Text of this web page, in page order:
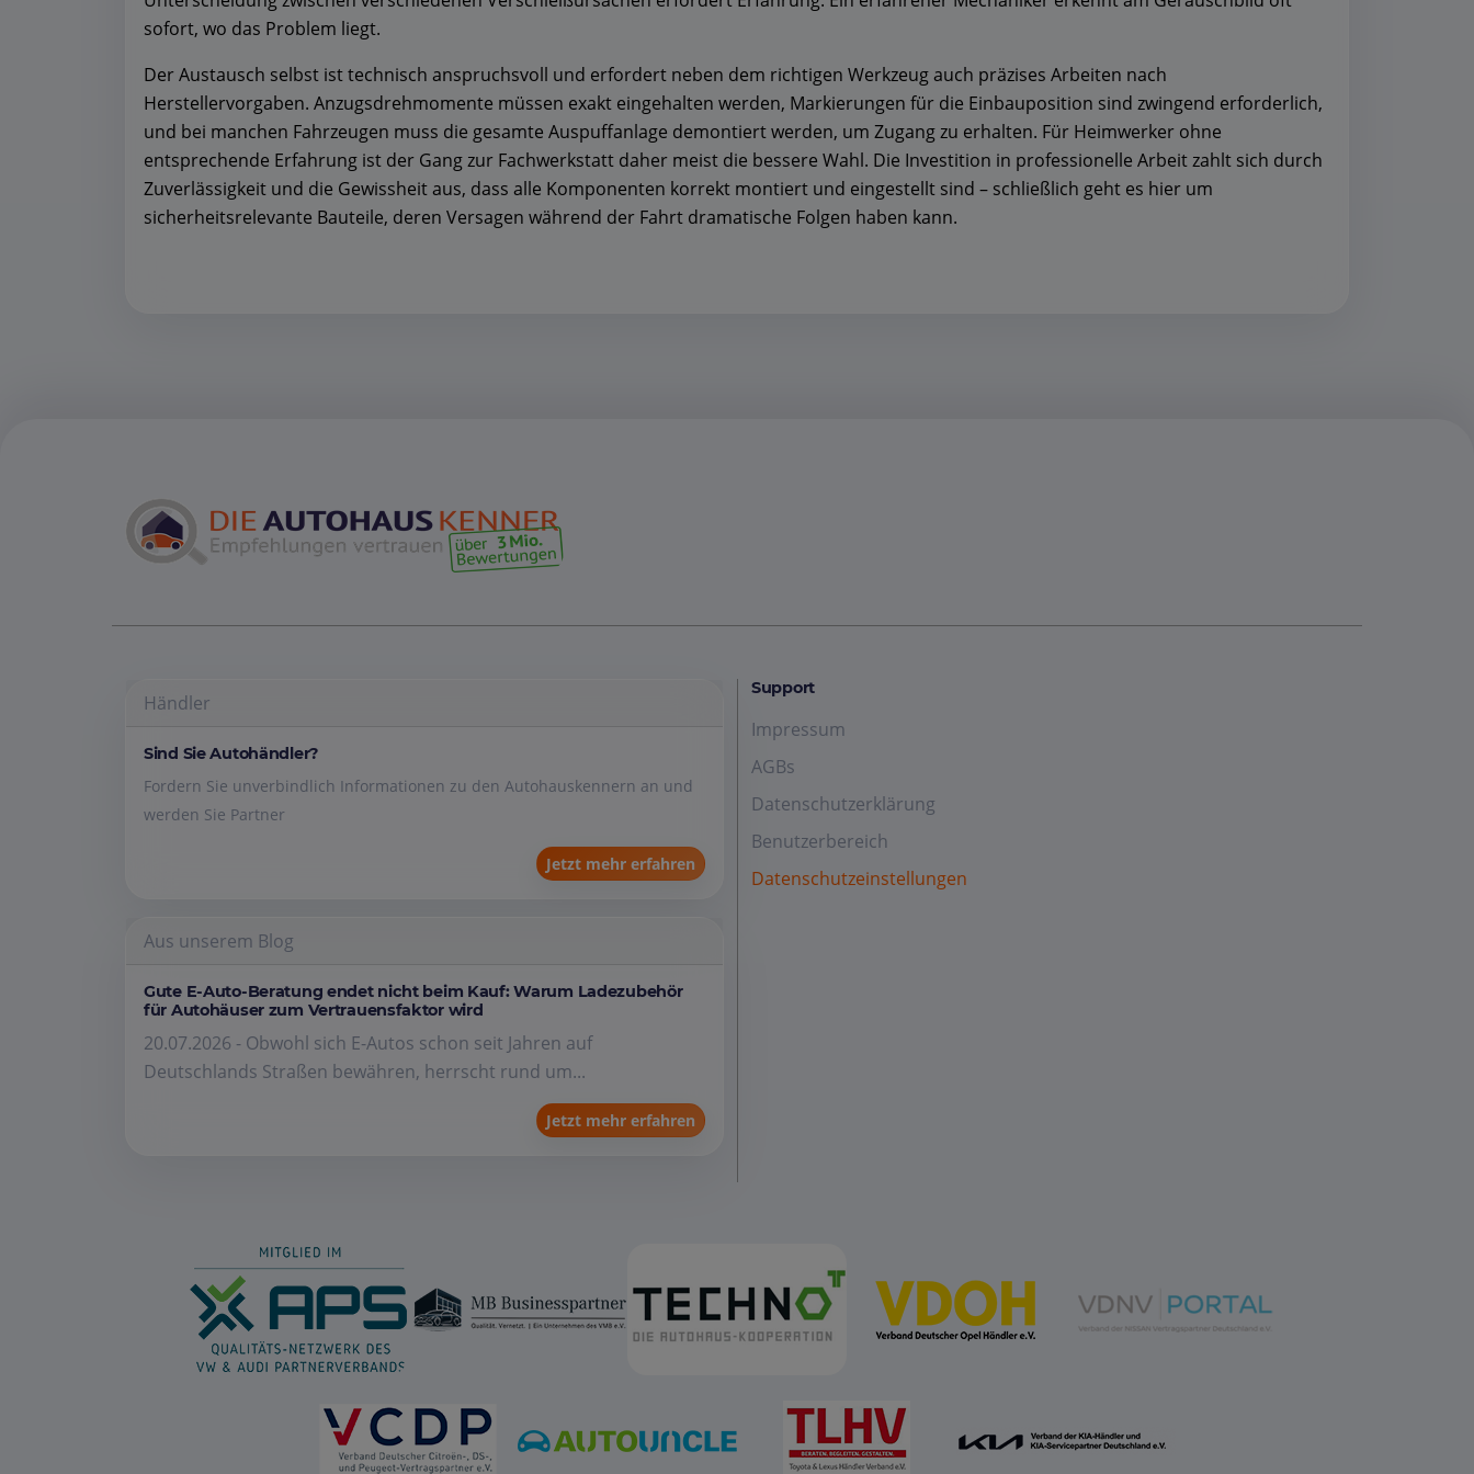
sofort, wo das Problem liegt.
Der Austausch selbst ist technisch anspruchsvoll und erfordert neben dem richtigen Werkzeug auch präzises Arbeiten nach
Herstellervorgaben. Anzugsdrehmomente müssen exakt eingehalten werden, Markierungen für die Einbauposition sind zwingend erforderlich,
und bei manchen Fahrzeugen muss die gesamte Auspuffanlage demontiert werden, um Zugang zu erhalten. Für Heimwerker ohne
entsprechende Erfahrung ist der Gang zur Fachwerkstatt daher meist die bessere Wahl. Die Investition in professionelle Arbeit zahlt sich durch
Zuverlässigkeit und die Gewissheit aus, dass alle Komponenten korrekt montiert und eingestellt sind – schließlich geht es hier um
sicherheitsrelevante Bauteile, deren Versagen während der Fahrt dramatische Folgen haben kann.
Händler
Sind Sie Autohändler?
Fordern Sie unverbindlich Informationen zu den Autohauskennern an und
werden Sie Partner
Jetzt mehr erfahren
Aus unserem Blog
Gute E-Auto-Beratung endet nicht beim Kauf: Warum Ladezubehör
für Autohäuser zum Vertrauensfaktor wird
20.07.2026 - Obwohl sich E-Autos schon seit Jahren auf
Deutschlands Straßen bewähren, herrscht rund um...
Jetzt mehr erfahren
Support
Impressum
AGBs
Datenschutzerklärung
Benutzerbereich
Datenschutzeinstellungen